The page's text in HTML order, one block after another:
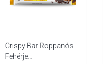
Crispy Bar Roppanós
Fehérje...